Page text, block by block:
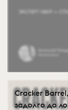
Cracker
задолго до